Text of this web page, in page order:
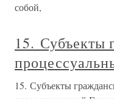
собой,
15. Субъекты
15. Субъекты